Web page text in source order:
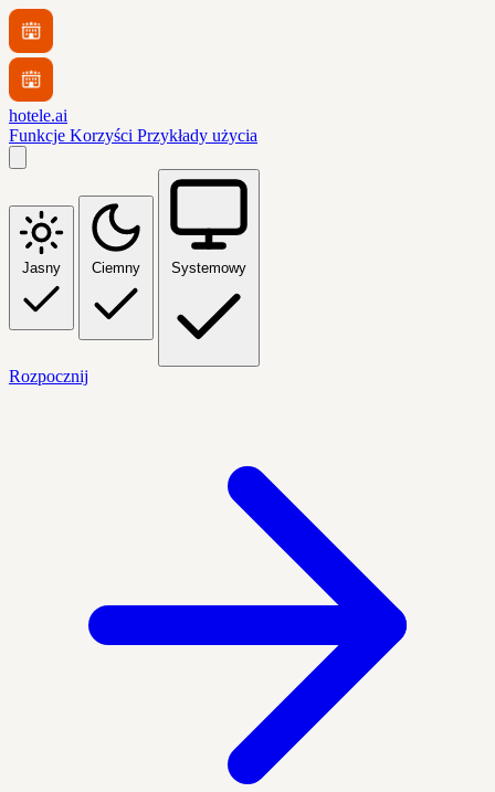
hotele.ai
Funkcje Korzyści Przykłady użycia
Jasny Ciemny Systemowy
Rozpocznij